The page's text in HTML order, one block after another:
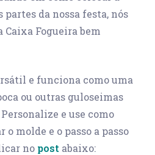
partes da nossa festa, nós
Fogueira bem
e funciona como uma
ou outras guloseimas
e use como
o molde e o passo a passo
no post abaixo: